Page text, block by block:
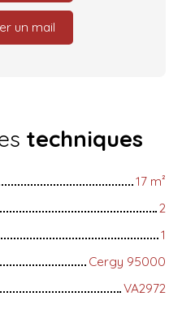
un mail
techniques
17 m²
2
1
Cergy 95000
VA2972